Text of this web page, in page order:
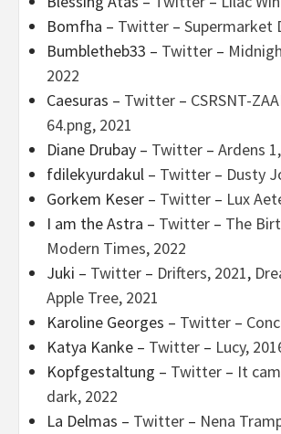
Bomfha – Twitter – Supermarket
Bumbletheb33 – Twitter –
2022
Caesuras – Twitter – CSRSNT-
64.png, 2021
Diane Drubay – Twitter – Ardens
fdilekyurdakul – Twitter – Dusty
Gorkem Keser – Twitter – Lux
I am the Astra – Twitter – The
Modern Times, 2022
Juki – Twitter – Drifters, 2021,
Apple Tree, 2021
Karoline Georges – Twitter –
Katya Kanke – Twitter – Lucy,
Kopfgestaltung – Twitter – It
dark, 2022
La Delmas – Twitter – Nena